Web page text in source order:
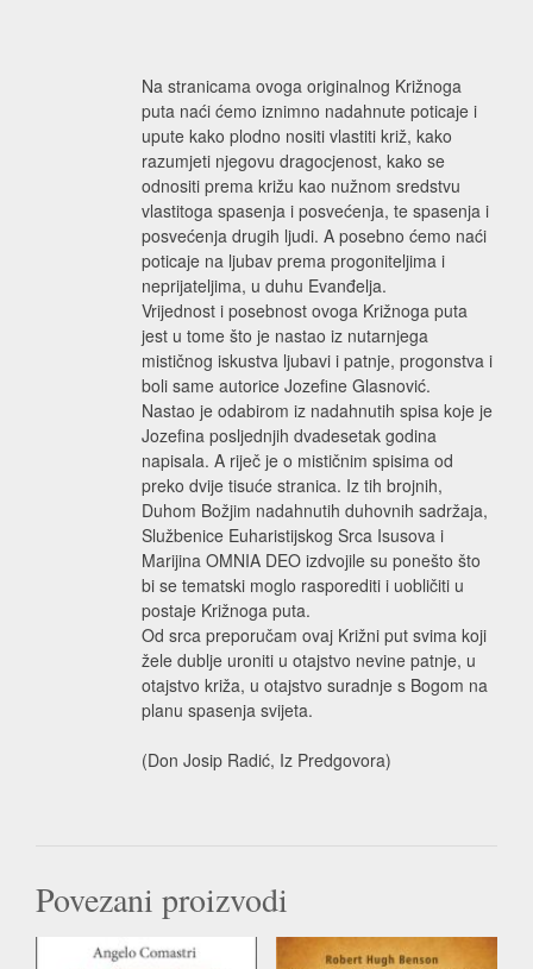
Na stranicama ovoga originalnog Križnoga
puta naći ćemo iznimno nadahnute poticaje i
upute kako plodno nositi vlastiti križ, kako
razumjeti njegovu dragocjenost, kako se
odnositi prema križu kao nužnom sredstvu
vlastitoga spasenja i posvećenja, te spasenja i
posvećenja drugih ljudi. A posebno ćemo naći
poticaje na ljubav prema progoniteljima i
neprijateljima, u duhu Evanđelja.
Vrijednost i posebnost ovoga Križnoga puta
jest u tome što je nastao iz nutarnjega
mističnog iskustva ljubavi i patnje, progonstva i
boli same autorice Jozefine Glasnović.
Nastao je odabirom iz nadahnutih spisa koje je
Jozefina posljednjih dvadesetak godina
napisala. A riječ je o mističnim spisima od
preko dvije tisuće stranica. Iz tih brojnih,
Duhom Božjim nadahnutih duhovnih sadržaja,
Službenice Euharistijskog Srca Isusova i
Marijina OMNIA DEO izdvojile su ponešto što
bi se tematski moglo rasporediti i uobličiti u
postaje Križnoga puta.
Od srca preporučam ovaj Križni put svima koji
žele dublje uroniti u otajstvo nevine patnje, u
otajstvo križa, u otajstvo suradnje s Bogom na
planu spasenja svijeta.
(Don Josip Radić, Iz Predgovora)
Povezani proizvodi